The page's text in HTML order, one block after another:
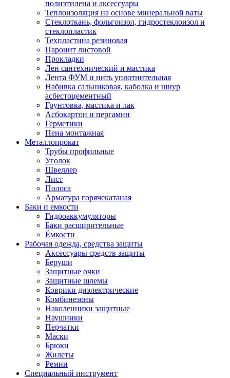
полиэтилена и аксессуары
Теплоизоляция на основе минеральной ваты
Стеклоткань, фольгоизол, гидростеклоизол и
стеклопластик
Техпластина резиновая
Паронит листовой
Прокладки
Лен сантехнический и мастика
Лента ФУМ и нить уплотнительная
Набивка сальниковая, каболка и шнур
асбестоцементный
Грунтовка, мастика и лак
Асбокартон и пергамин
Герметики
Пена монтажная
Металлопрокат
Трубы профильные
Уголок
Швеллер
Лист
Полоса
Арматура горячекатаная
Баки и емкости
Гидроаккумуляторы
Баки расширительные
Ёмкости
Рабочая одежда, средства защиты
Аксессуары средств защиты
Беруши
Защитные очки
Защитные шлемы
Коврики диэлектрические
Комбинезоны
Наколенники защитные
Наушники
Перчатки
Маски
Брюки
Жилеты
Ремни
Специальный инструмент